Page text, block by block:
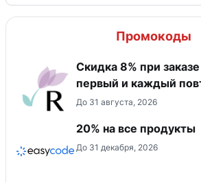
Промокоды
Скидка 8% при
первый и каждый
До 31 августа, 2026
20% на все продукты
До 31 декабря, 2026